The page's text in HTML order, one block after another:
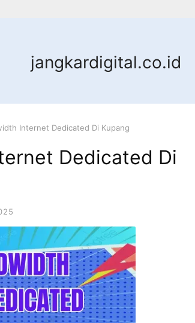
jangkardigital.co.id
Internet Dedicated Di Kupang
Dedicated Di